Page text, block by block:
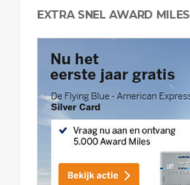
EXTRA SNEL AWARD